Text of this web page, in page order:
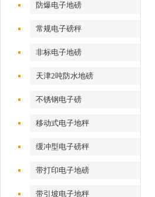
防爆电子地磅
常规电子磅秤
非标电子地磅
天津2吨防水地磅
不锈钢电子磅
移动式电子地秤
缓冲型电子磅秤
带打印电子地磅
带引坡电子地秤